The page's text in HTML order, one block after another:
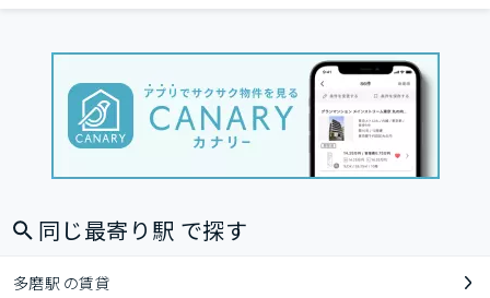
同じ最寄り駅 で探す
多磨駅 の賃貸